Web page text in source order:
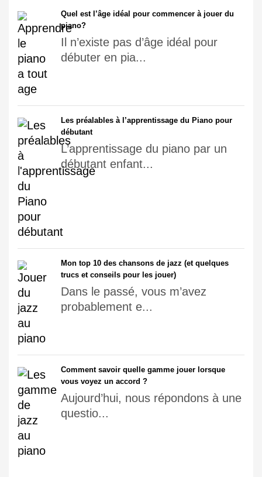
Quel est l’âge idéal pour commencer à jouer du
piano?
Il n’existe pas d’âge idéal pour
débuter en pia...
Les préalables à l’apprentissage du Piano pour
débutant
L’apprentissage du piano par un
débutant enfant...
Mon top 10 des chansons de jazz (et quelques
trucs et conseils pour les jouer)
Dans le passé, vous m’avez
probablement e...
Comment savoir quelle gamme jouer lorsque
vous voyez un accord ?
Aujourd’hui, nous répondons à une
questio...